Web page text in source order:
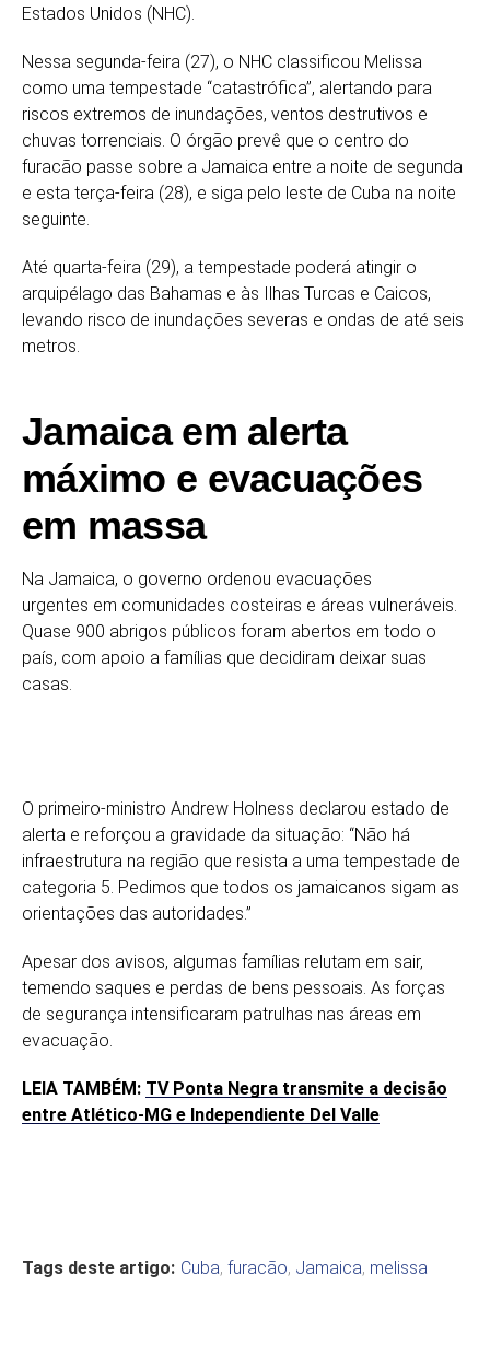
Estados Unidos (NHC).
Nessa segunda-feira (27), o NHC classificou Melissa
como uma tempestade “catastrófica”, alertando para
riscos extremos de inundações, ventos destrutivos e
chuvas torrenciais. O órgão prevê que o centro do
furacão passe sobre a Jamaica entre a noite de segunda
e esta terça-feira (28), e siga pelo leste de Cuba na noite
seguinte.
Até quarta-feira (29), a tempestade poderá atingir o
arquipélago das Bahamas e às Ilhas Turcas e Caicos,
levando risco de inundações severas e ondas de até seis
metros.
Jamaica em alerta
máximo e evacuações
em massa
Na Jamaica, o governo ordenou evacuações
urgentes em comunidades costeiras e áreas vulneráveis.
Quase 900 abrigos públicos foram abertos em todo o
país, com apoio a famílias que decidiram deixar suas
casas.
O primeiro-ministro Andrew Holness declarou estado de
alerta e reforçou a gravidade da situação: “Não há
infraestrutura na região que resista a uma tempestade de
categoria 5. Pedimos que todos os jamaicanos sigam as
orientações das autoridades.”
Apesar dos avisos, algumas famílias relutam em sair,
temendo saques e perdas de bens pessoais. As forças
de segurança intensificaram patrulhas nas áreas em
evacuação.
LEIA TAMBÉM: TV Ponta Negra transmite a decisão
entre Atlético-MG e Independiente Del Valle
Tags deste artigo: Cuba, furacão, Jamaica, melissa